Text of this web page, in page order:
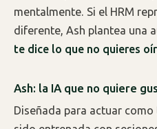
mentalmente. Si el HRM
diferente, Ash plantea una
te dice lo que no quieres oír
Ash: la IA que no quiere
Diseñada para actuar